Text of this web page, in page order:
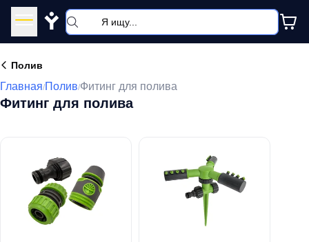
Y
Полив
Главная/Полив/Фитинг для полива
Фитинг для полива